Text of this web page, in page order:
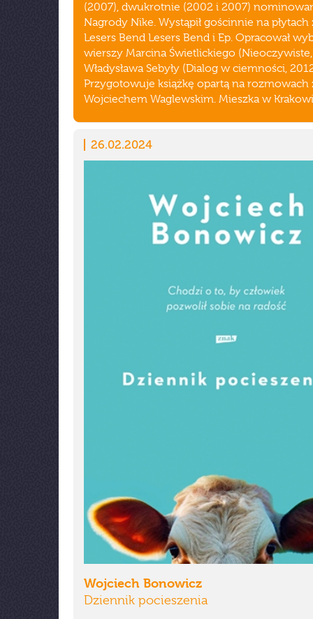
(2007), dwukrotnie (2002 i 2007)
Nagrody Nike. Wystąpił gościnnie na płytach
Lesers Bend Lesers Bend i Ep. Opracował
wierszy Marcina Świetlickiego
Władysława Sebyły (Dialog w ciemności,
Przygotowuje książkę opartą na rozmowach
Wojciechem Waglewskim. Mieszka w
26.02.2024
Wojciech Bonowicz
Dziennik pocieszenia